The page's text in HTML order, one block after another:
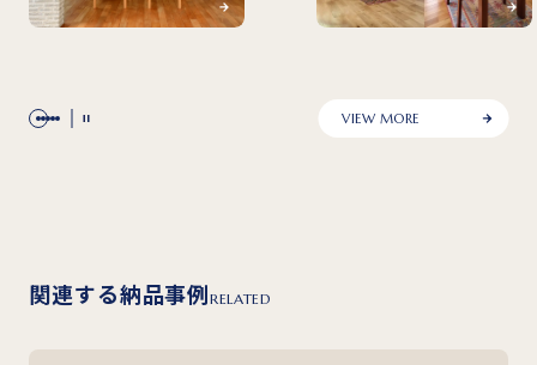
VIEW MORE
関連する納品事例RELATED